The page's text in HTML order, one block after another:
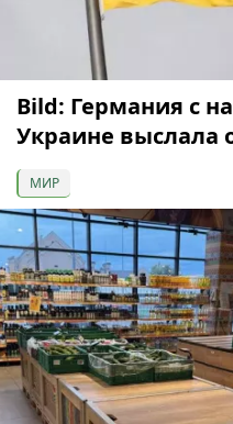
Bild: Германия с
Украине выслала
МИР